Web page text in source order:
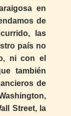
en
de
las
país no
ni con el
también
de
Street, la